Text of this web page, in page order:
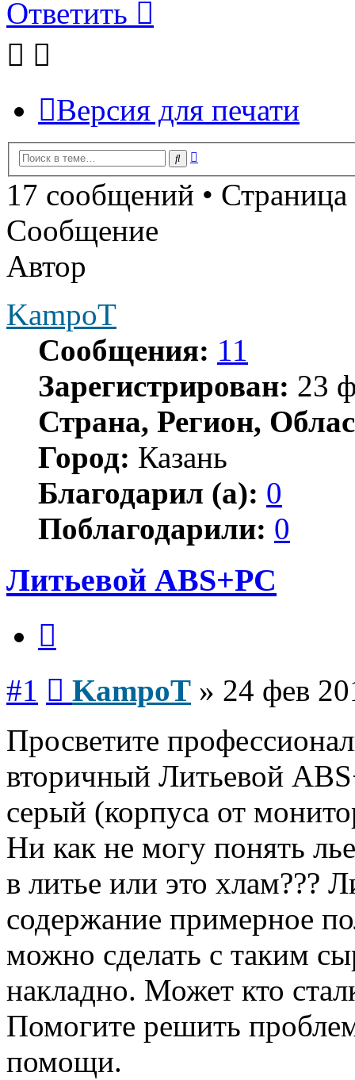
Ответить
Версия для печати
Поиск
17 сообщений • Страница
Сообщение
Автор
KampoT
Сообщения: 11
Зарегистрирован: 23
Страна, Регион,
Город: Казань
Благодарил (а): 0
Поблагодарили: 0
Литьевой ABS+PC
#1 KampoT » 24 фев
Просветите
вторичный Литьевой
серый (корпуса от
Ни как не могу понять
в литье или это хлам???
содержание примерное
можно сделать с таким
накладно. Может кто
Помогите решить
помощи.